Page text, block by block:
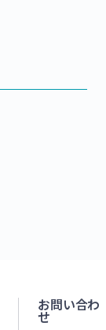
お問い合わ
せ